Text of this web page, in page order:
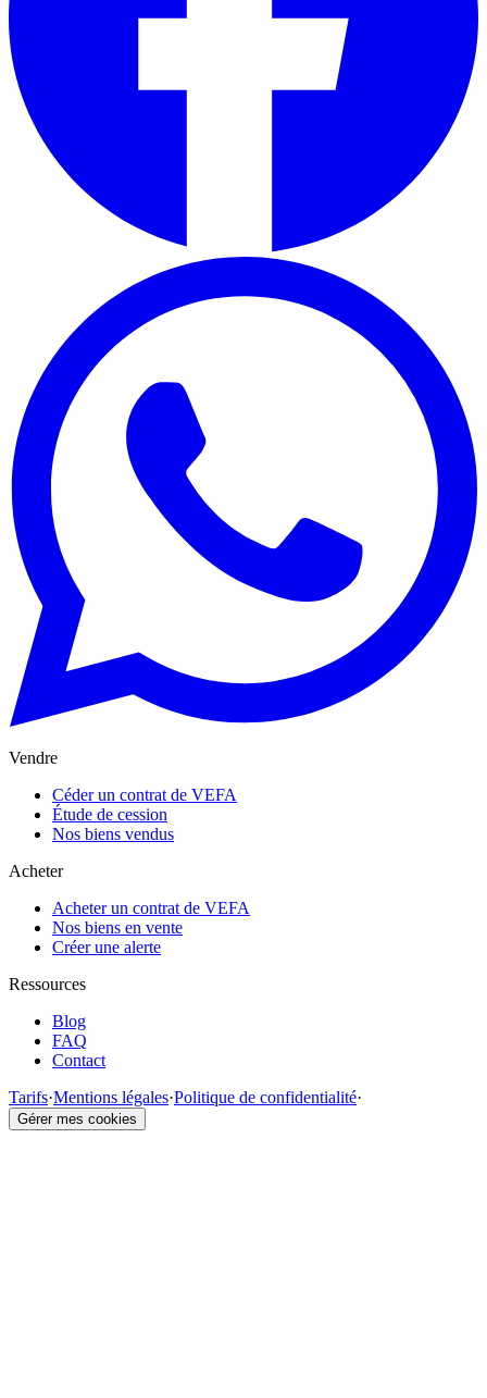
Vendre
Céder un contrat de VEFA
Étude de cession
Nos biens vendus
Acheter
Acheter un contrat de VEFA
Nos biens en vente
Créer une alerte
Ressources
Blog
FAQ
Contact
Tarifs·Mentions légales·Politique de confidentialité·
Gérer mes cookies